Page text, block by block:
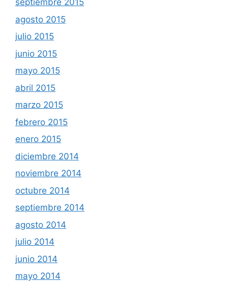
septiembre 2015
agosto 2015
julio 2015
junio 2015
mayo 2015
abril 2015
marzo 2015
febrero 2015
enero 2015
diciembre 2014
noviembre 2014
octubre 2014
septiembre 2014
agosto 2014
julio 2014
junio 2014
mayo 2014